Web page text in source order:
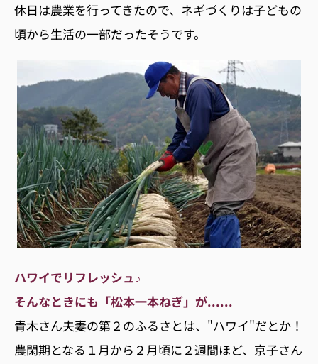
休日は農業を行ってきたので、ネギづくりは子どもの
頃から生活の一部だったそうです。
ハワイでリフレッシュ♪
そんなときにも「松本一本ねぎ」が......
青木さん夫妻の第２のふるさとは、"ハワイ"だとか！
農閑期となる１月から２月頃に２週間ほど、京子さん